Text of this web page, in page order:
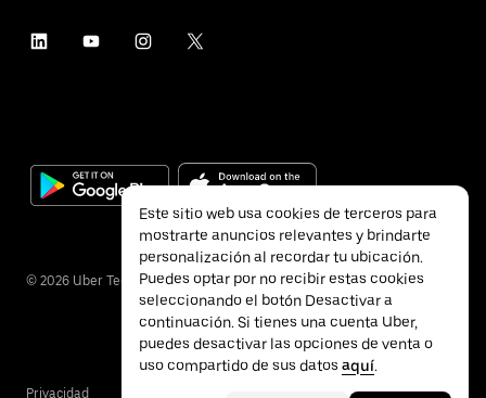
© 2026 Uber Technologies Inc.
Privacidad
Este sitio web usa cookies de terceros para
mostrarte anuncios relevantes y brindarte
personalización al recordar tu ubicación.
Puedes optar por no recibir estas cookies
seleccionando el botón Desactivar a
continuación. Si tienes una cuenta Uber,
puedes desactivar las opciones de venta o
uso compartido de sus datos aquí.